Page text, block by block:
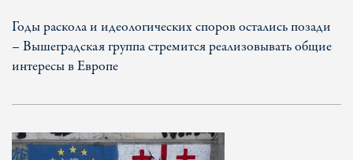
Годы раскола и идеологических споров остались позади
– Вышеградская группа стремится реализовывать общие
интересы в Европе